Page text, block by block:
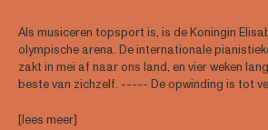
Als musiceren topsport is, is de Koningin
olympische arena. De internationale
zakt in mei af naar ons land, en vier weken
beste van zichzelf. ----- De opwinding is tot
[lees meer]